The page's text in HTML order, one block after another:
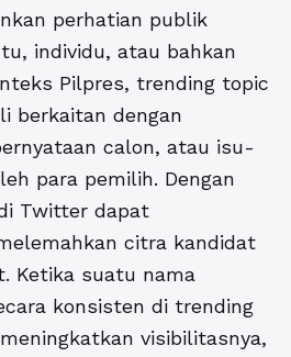
perhatian publik
individu, atau bahkan
Pilpres, trending topic
berkaitan dengan
calon, atau isu-
para pemilih. Dengan
Twitter dapat
citra kandidat
Ketika suatu nama
konsisten di trending
visibilitasnya,